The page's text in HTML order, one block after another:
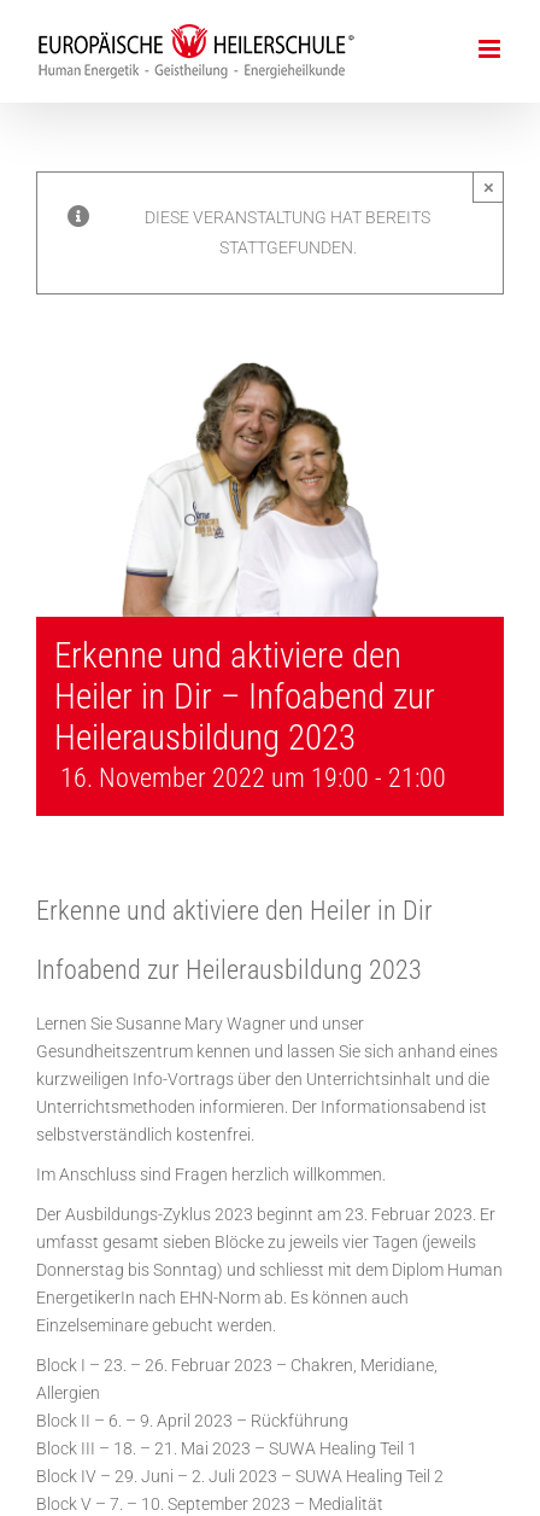
Inhalt
springen
DIESE VERANSTALTUNG HAT BEREITS
STATTGEFUNDEN.
×
Erkenne und aktiviere den
Heiler in Dir – Infoabend zur
Heilerausbildung 2023
16. November 2022 um 19:00 - 21:00
Erkenne und aktiviere den Heiler in Dir
Infoabend zur Heilerausbildung 2023
Lernen Sie Susanne Mary Wagner und unser
Gesundheitszentrum kennen und lassen Sie sich anhand eines
kurzweiligen Info-Vortrags über den Unterrichtsinhalt und die
Unterrichtsmethoden informieren. Der Informationsabend ist
selbstverständlich kostenfrei.
Im Anschluss sind Fragen herzlich willkommen.
Der Ausbildungs-Zyklus 2023 beginnt am 23. Februar 2023. Er
umfasst gesamt sieben Blöcke zu jeweils vier Tagen (jeweils
Donnerstag bis Sonntag) und schliesst mit dem Diplom Human
EnergetikerIn nach EHN-Norm ab. Es können auch
Einzelseminare gebucht werden.
Block I – 23. – 26. Februar 2023 – Chakren, Meridiane,
Allergien
Block II – 6. – 9. April 2023 – Rückführung
Block III – 18. – 21. Mai 2023 – SUWA Healing Teil 1
Block IV – 29. Juni – 2. Juli 2023 – SUWA Healing Teil 2
Block V – 7. – 10. September 2023 – Medialität